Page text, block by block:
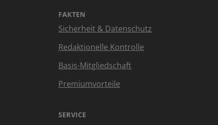
FAKTEN
Sicherheit & Datenschutz
Redaktionelle Kontrolle
Basis-Mitgliedschaft
Premiumvorteile
SERVICE